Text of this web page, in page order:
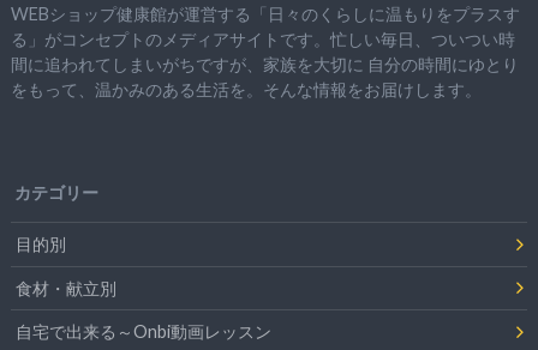
WEBショップ健康館が運営する「日々のくらしに温もりをプラスす
る」がコンセプトのメディアサイトです。忙しい毎日、ついつい時
間に追われてしまいがちですが、 家族を大切に 自分の時間にゆとり
をもって、 温かみのある生活を。そんな情報をお届けします。
カテゴリー
目的別
食材・献立別
自宅で出来る～Onbi動画レッスン